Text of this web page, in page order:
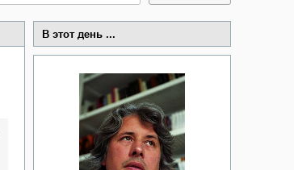
В этот день ...